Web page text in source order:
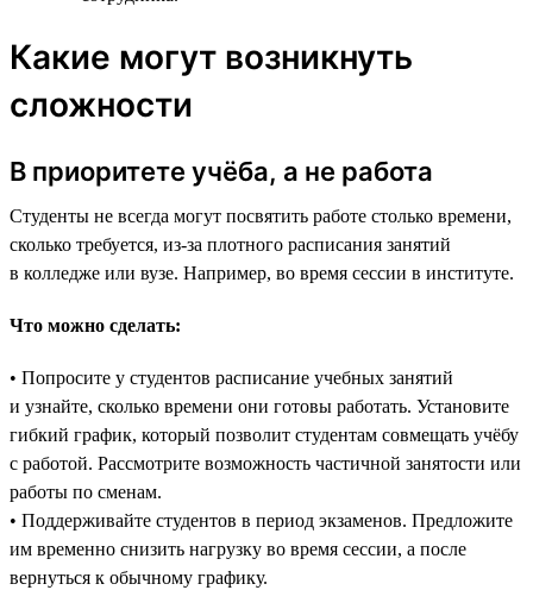
Какие могут возникнуть
сложности
В приоритете учёба, а не работа
Студенты не всегда могут посвятить работе столько времени,
сколько требуется, из-за плотного расписания занятий
в колледже или вузе. Например, во время сессии в институте.
Что можно сделать:
• Попросите у студентов расписание учебных занятий
и узнайте, сколько времени они готовы работать. Установите
гибкий график, который позволит студентам совмещать учёбу
с работой. Рассмотрите возможность частичной занятости или
работы по сменам.
• Поддерживайте студентов в период экзаменов. Предложите
им временно снизить нагрузку во время сессии, а после
вернуться к обычному графику.